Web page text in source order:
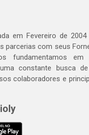
em Fevereiro de 2004
parcerias com seus
fundamentamos em
constante busca
colaboradores e